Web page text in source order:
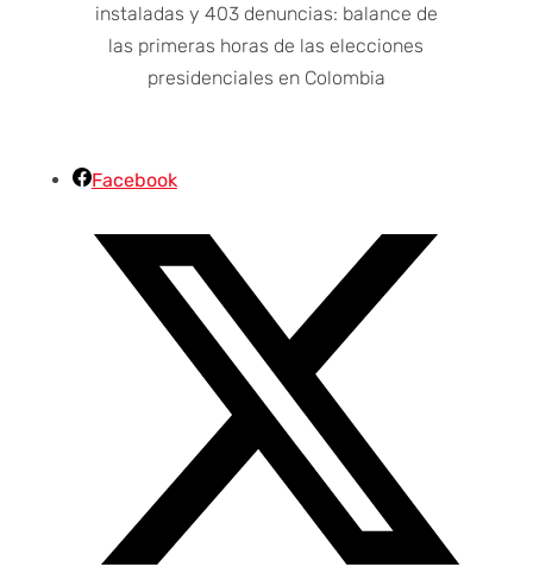
instaladas y 403 denuncias: balance de
las primeras horas de las elecciones
presidenciales en Colombia
Facebook